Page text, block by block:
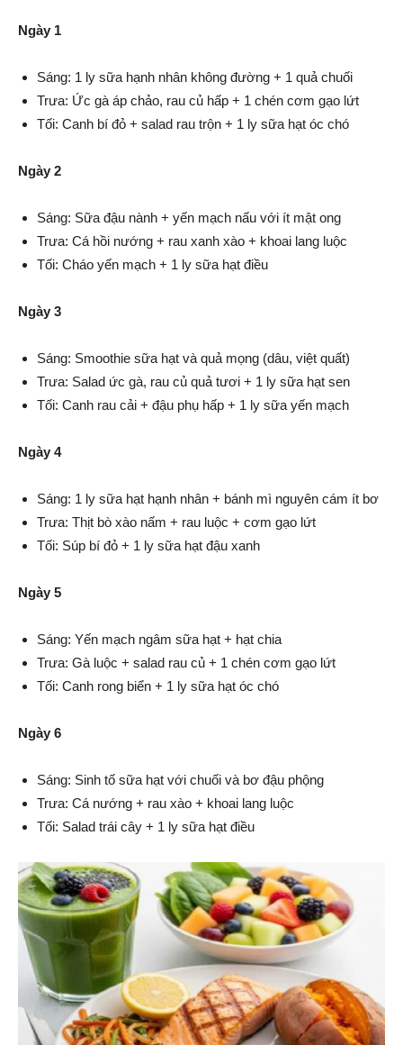
Ngày 1
Sáng: 1 ly sữa hạnh nhân không đường + 1 quả chuối
Trưa: Ức gà áp chảo, rau củ hấp + 1 chén cơm gạo lứt
Tối: Canh bí đỏ + salad rau trộn + 1 ly sữa hạt óc chó
Ngày 2
Sáng: Sữa đậu nành + yến mạch nấu với ít mật ong
Trưa: Cá hồi nướng + rau xanh xào + khoai lang luộc
Tối: Cháo yến mạch + 1 ly sữa hạt điều
Ngày 3
Sáng: Smoothie sữa hạt và quả mọng (dâu, việt quất)
Trưa: Salad ức gà, rau củ quả tươi + 1 ly sữa hạt sen
Tối: Canh rau cải + đậu phụ hấp + 1 ly sữa yến mạch
Ngày 4
Sáng: 1 ly sữa hạt hạnh nhân + bánh mì nguyên cám ít bơ
Trưa: Thịt bò xào nấm + rau luộc + cơm gạo lứt
Tối: Súp bí đỏ + 1 ly sữa hạt đậu xanh
Ngày 5
Sáng: Yến mạch ngâm sữa hạt + hạt chia
Trưa: Gà luộc + salad rau củ + 1 chén cơm gạo lứt
Tối: Canh rong biển + 1 ly sữa hạt óc chó
Ngày 6
Sáng: Sinh tố sữa hạt với chuối và bơ đậu phộng
Trưa: Cá nướng + rau xào + khoai lang luộc
Tối: Salad trái cây + 1 ly sữa hạt điều